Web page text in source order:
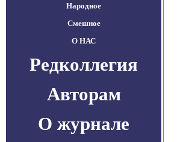
Народное
Смешное
О НАС
Редколлегия
Авторам
О журнале